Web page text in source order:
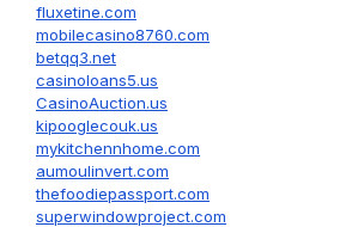
fluxetine.com
mobilecasino8760.com
betqq3.net
casinoloans5.us
CasinoAuction.us
kipooglecouk.us
mykitchennhome.com
aumoulinvert.com
thefoodiepassport.com
superwindowproject.com